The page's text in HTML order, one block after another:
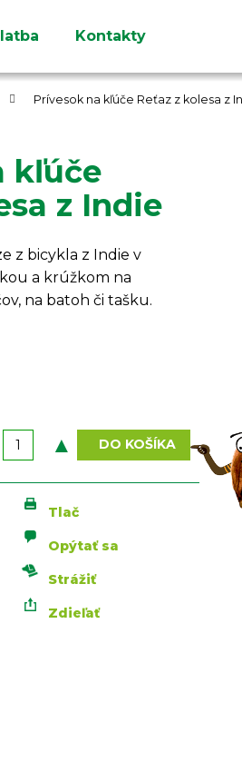
Kontakty
Prívesok na kľúče Reťaz z kolesa z
kľúče
z Indie
z bicykla z Indie v
a krúžkom na
na batoh či tašku.
DO KOŠÍKA
Tlač
Opýtať sa
Strážiť
Zdieľať
nájsť?
HĽADAŤ